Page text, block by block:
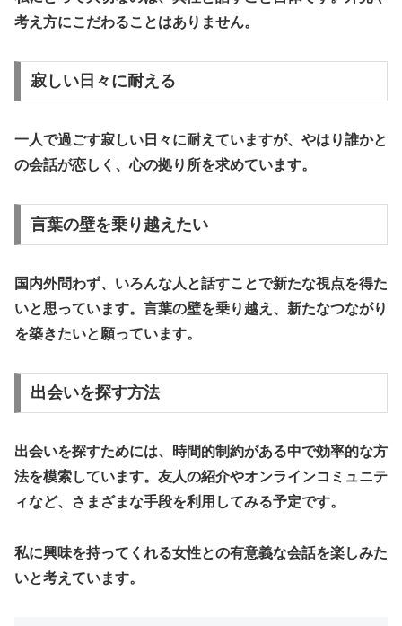
考え方にこだわることはありません。
寂しい日々に耐える
一人で過ごす寂しい日々に耐えていますが、やはり誰かと
の会話が恋しく、心の拠り所を求めています。
言葉の壁を乗り越えたい
国内外問わず、いろんな人と話すことで新たな視点を得た
いと思っています。言葉の壁を乗り越え、新たなつながり
を築きたいと願っています。
出会いを探す方法
出会いを探すためには、時間的制約がある中で効率的な方
法を模索しています。友人の紹介やオンラインコミュニテ
ィなど、さまざまな手段を利用してみる予定です。
私に興味を持ってくれる女性との有意義な会話を楽しみた
いと考えています。